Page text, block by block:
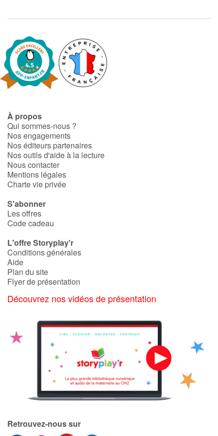
Catalogue anglais
Contraste +
Aide
Accueil
Famille
Écoles
Médiathèques
Vidéos & Tutoriaux
Blog
Actualités
Contes d'ici et d'ailleurs
Autour de la lecture
Apprendre à lire
À propos
Qui sommes-nous ?
Nos engagements
Nos éditeurs partenaires
Nos outils d'aide à la lecture
Nous contacter
Mentions légales
Charte vie privée
S'abonner
Les offres
Code cadeau
L'offre Storyplay'r
Conditions générales
Aide
Plan du site
Flyer de présentation
Découvrez nos vidéos de présentation
Retrouvez-nous sur